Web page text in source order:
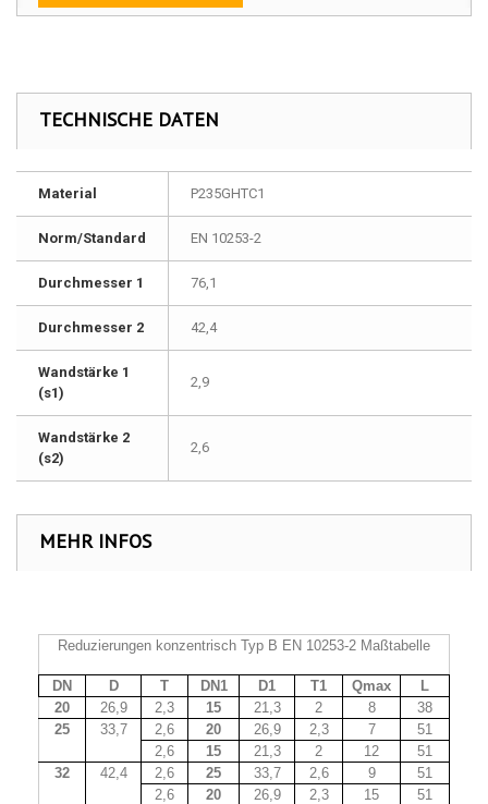
TECHNISCHE DATEN
Material P235GHTC1
Norm/Standard EN 10253-2
Durchmesser 1 76,1
Durchmesser 2 42,4
Wandstärke 1
(s1)
2,9
Wandstärke 2
(s2)
2,6
MEHR INFOS
Reduzierungen konzentrisch Typ B EN 10253-2 Maßtabelle
DN D T DN1 D1 T1 Qmax
L
20
26,9 2,3 15 21,3 2 8
38
25
33,7 2,6 20 26,9 2,3 7
51
2,6
15 21,3 2 12
51
32
42,4 2,6 25 33,7 2,6 9
51
2,6
20 26,9 2,3 15
51